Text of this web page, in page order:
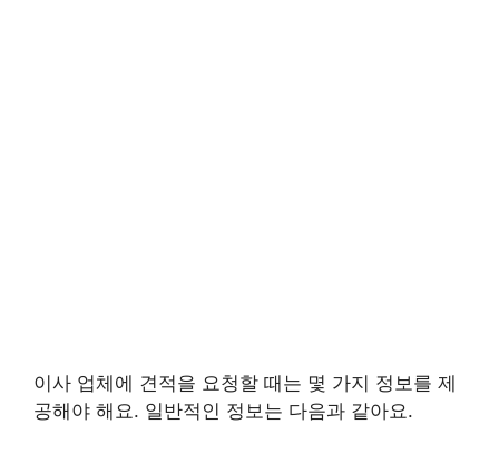
이사 업체에 견적을 요청할 때는 몇 가지 정보를 제
공해야 해요. 일반적인 정보는 다음과 같아요.